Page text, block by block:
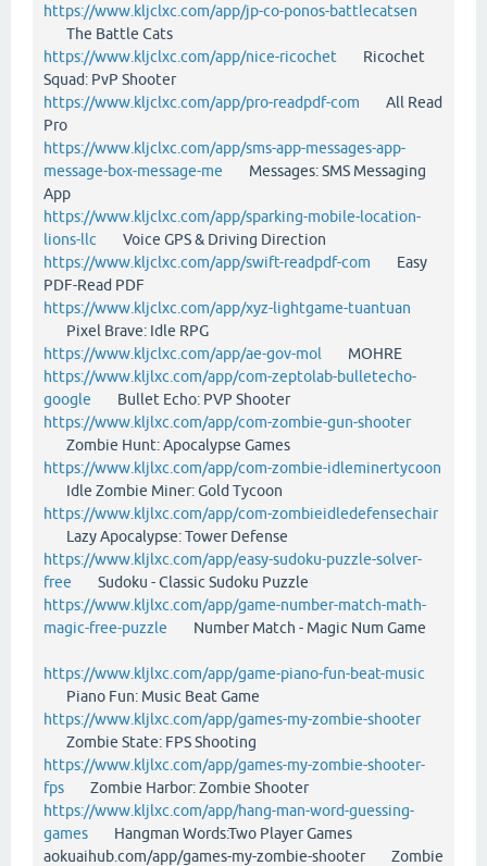
https://www.kljclxc.com/app/jp-co-ponos-battlecatsen
The Battle Cats
https://www.kljclxc.com/app/nice-ricochet Ricochet
Squad: PvP Shooter
https://www.kljclxc.com/app/pro-readpdf-com All Read
Pro
https://www.kljclxc.com/app/sms-app-messages-app-
message-box-message-me Messages: SMS Messaging
App
https://www.kljclxc.com/app/sparking-mobile-location-
lions-llc Voice GPS & Driving Direction
https://www.kljclxc.com/app/swift-readpdf-com Easy
PDF-Read PDF
https://www.kljclxc.com/app/xyz-lightgame-tuantuan
Pixel Brave: Idle RPG
https://www.kljclxc.com/app/ae-gov-mol MOHRE
https://www.kljlxc.com/app/com-zeptolab-bulletecho-
google Bullet Echo: PVP Shooter
https://www.kljlxc.com/app/com-zombie-gun-shooter
Zombie Hunt: Apocalypse Games
https://www.kljlxc.com/app/com-zombie-idleminertycoon
Idle Zombie Miner: Gold Tycoon
https://www.kljlxc.com/app/com-zombieidledefensechair
Lazy Apocalypse: Tower Defense
https://www.kljlxc.com/app/easy-sudoku-puzzle-solver-
free Sudoku - Classic Sudoku Puzzle
https://www.kljlxc.com/app/game-number-match-math-
magic-free-puzzle Number Match - Magic Num Game
https://www.kljlxc.com/app/game-piano-fun-beat-music
Piano Fun: Music Beat Game
https://www.kljlxc.com/app/games-my-zombie-shooter
Zombie State: FPS Shooting
https://www.kljlxc.com/app/games-my-zombie-shooter-
fps Zombie Harbor: Zombie Shooter
https://www.kljlxc.com/app/hang-man-word-guessing-
games Hangman Words:Two Player Games
aokuaihub.com/app/games-my-zombie-shooter Zombie